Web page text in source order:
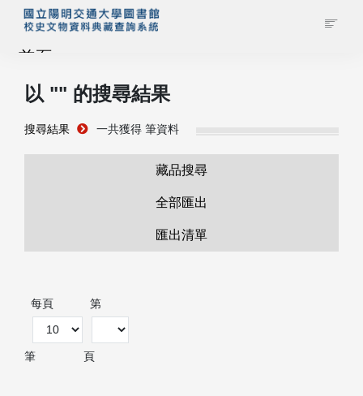
首頁
藏品查詢
以 "" 的搜尋結果
搜尋結果 一共獲得 筆資料
藏品搜尋
全部匯出
匯出清單
每頁
筆
第
頁